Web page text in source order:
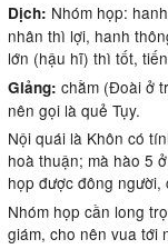
Dịch: Nhóm họp:
nhân thì lợi, hanh
lớn (hậu hĩ) thì tốt,
Giảng: chằm (Đoài ở
nên gọi là quẻ Tụy.
Nội quái là Khôn có
hoà thuận; mà hào 5
họp được đông
Nhóm họp cần long
giám, cho nên vua tới